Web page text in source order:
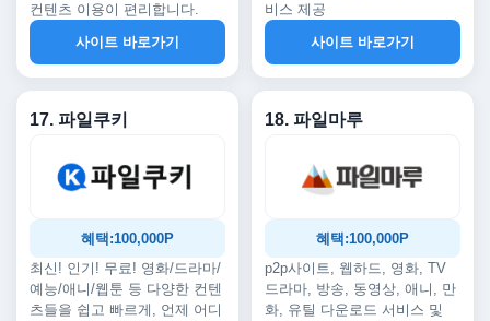
컨텐츠 이용이 편리합니다.
사이트 바로가기
비스 제공
사이트 바로가기
17. 파일쿠키
혜택:100,000P
최신! 인기! 무료! 영화/드라마/
예능/애니/웹툰 등 다양한 컨텐
츠들을 쉽고 빠르게, 언제 어디
18. 파일마루
혜택:100,000P
p2p사이트, 웹하드, 영화, TV
드라마, 방송, 동영상, 애니, 만
화, 유틸 다운로드 서비스 및